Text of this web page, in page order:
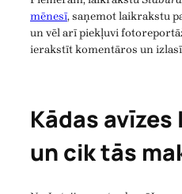
mēnesī, saņemot laikrakstu
un vēl arī piekļuvi
ierakstīt komentāros un
Kādas
un cik tās